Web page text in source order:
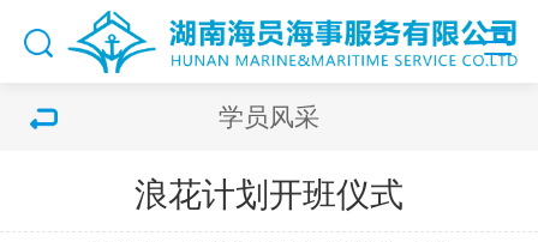
学员风采
浪花计划开班仪式